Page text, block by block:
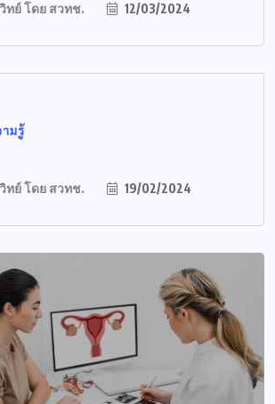
ทย์ โดย สวทช. 12/03/2024
มรู้
ทย์ โดย สวทช. 19/02/2024